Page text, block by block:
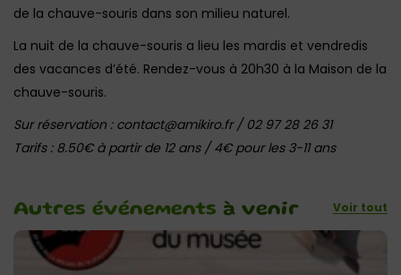
de la chauve-souris dans son milieu naturel.
La nuit de la chauve-souris a lieu les mardis et vendredis
des vacances d’été. Rendez-vous à 20h30 à la Maison de la
chauve-souris.
Sur réservation : contact@amikiro.fr / 02 97 28 26 31
Tarifs : 8.50€ à partir de 12 ans / 4€ pour les 3-11 ans
Autres événements à venir Voir tout